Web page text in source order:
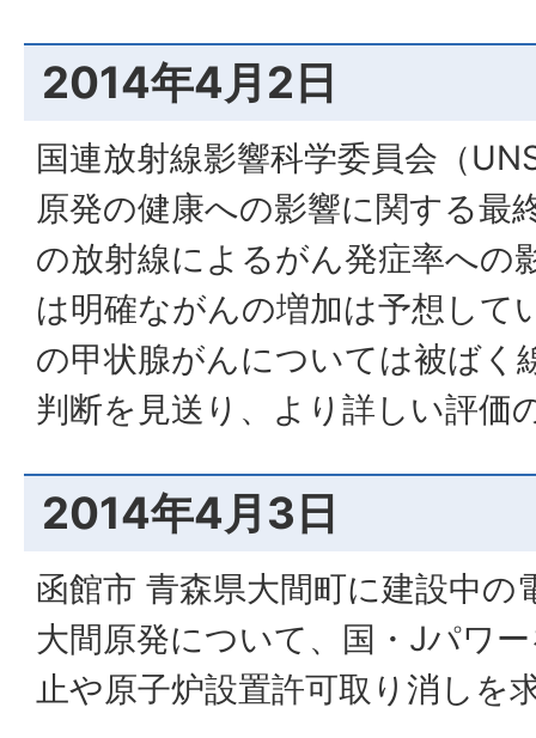
2014年4月2日
国連放射線影響科学委員会（
原発の健康への影響に関する最
の放射線によるがん発症率への
は明確ながんの増加は予想して
の甲状腺がんについては被ばく
判断を見送り、より詳しい評価
2014年4月3日
函館市 青森県大間町に建設中の
大間原発について、国・Jパワ
止や原子炉設置許可取り消しを